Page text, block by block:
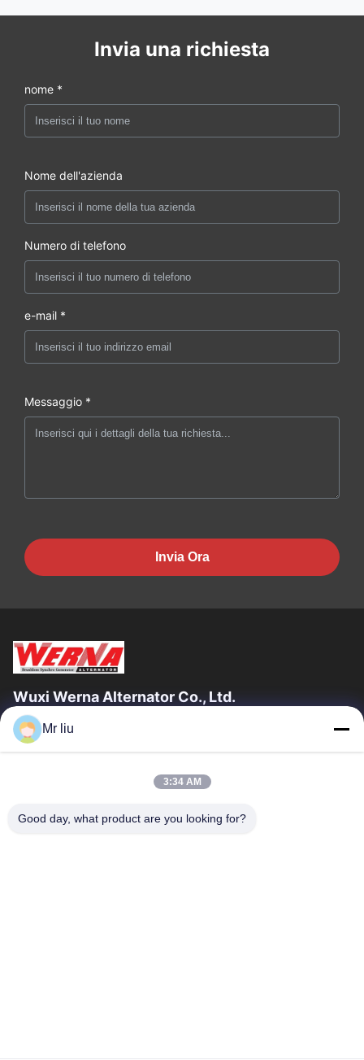
Invia una richiesta
nome *
Nome dell'azienda
Numero di telefono
e-mail *
Messaggio *
Invia Ora
Wuxi Werna Alternator Co., Ltd.
Link Veloci
Su Di Noi
Visita Alla Fabbrica
Controllo Della Qualità
Mr liu
3:34 AM
Good day, what product are you looking for?